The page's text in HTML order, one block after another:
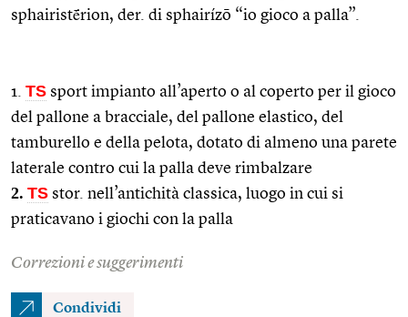
sphairistḗrion, der. di sphairízō “io gioco a palla”.
1. TS sport impianto all’aperto o al coperto per il gioco
del pallone a bracciale, del pallone elastico, del
tamburello e della pelota, dotato di almeno una parete
laterale contro cui la palla deve rimbalzare
2. TS stor. nell’antichità classica, luogo in cui si
praticavano i giochi con la palla
Correzioni e suggerimenti
Condividi